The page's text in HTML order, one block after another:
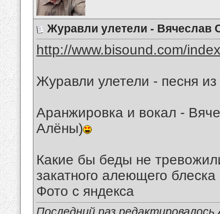
Журавли улетели - Вячеслав
http://www.bisound.com/
Журавли улетели - песня
Аранжировка и вокал -
Алёны)
Какие бы беды не
закатного алеющего
Фото с яндекса